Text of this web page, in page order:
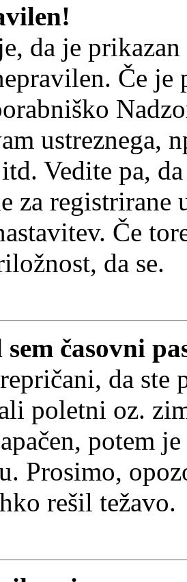
da je prikazan
Če
ustreznega,
Vedite pa,
za registrirane
Če
da se.
časovni
da
poletni oz.
potem
Prosimo,
rešil težavo.